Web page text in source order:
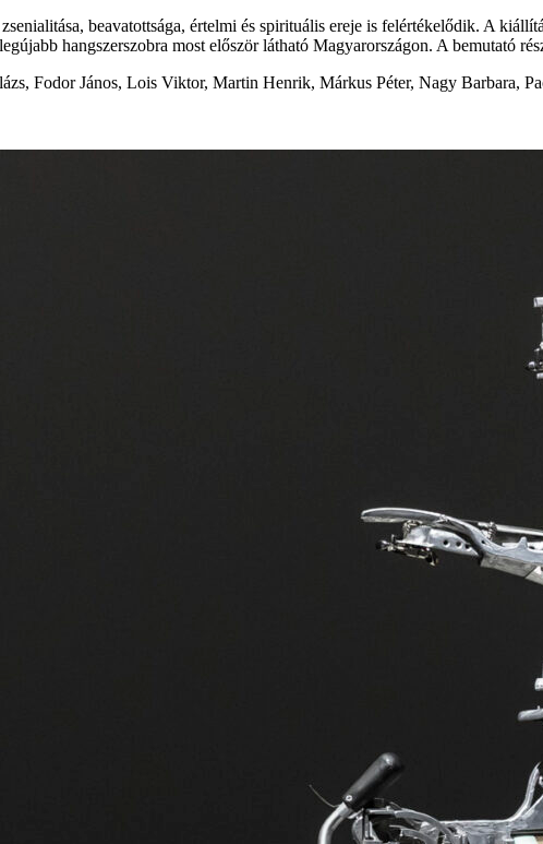
beavatottsága, értelmi és spirituális ereje is felértékelődik. A
hangszerszobra most először látható Magyarországon. A bemutató
Fodor János, Lois Viktor, Martin Henrik, Márkus Péter, Nagy Barbara,